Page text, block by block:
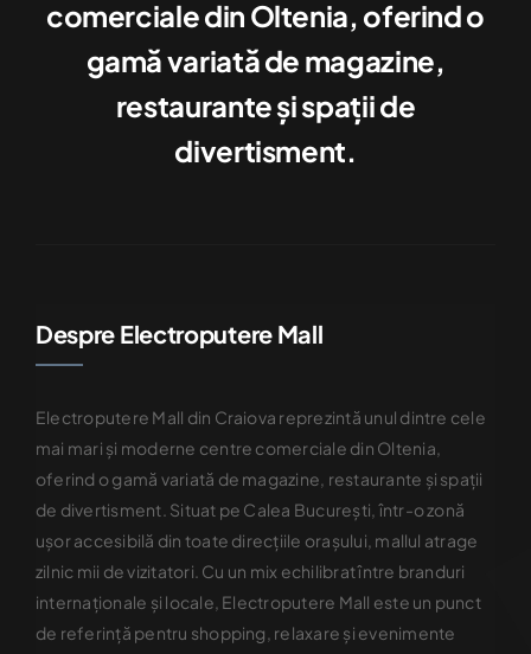
comerciale din Oltenia, oferind o
gamă variată de magazine,
restaurante şi spaţii de
divertisment.
Despre Electroputere Mall
Electroputere Mall din Craiova reprezintă unul dintre cele
mai mari şi moderne centre comerciale din Oltenia,
oferind o gamă variată de magazine, restaurante şi spaţii
de divertisment. Situat pe Calea Bucureşti, într-o zonă
uşor accesibilă din toate direcţiile oraşului, mallul atrage
zilnic mii de vizitatori. Cu un mix echilibrat între branduri
internaţionale şi locale, Electroputere Mall este un punct
de referinţă pentru shopping, relaxare şi evenimente